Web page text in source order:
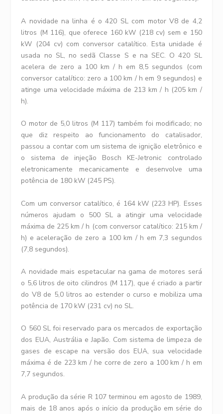
A novidade na linha é o 420 SL com motor V8 de 4,2
litros (M 116), que oferece 160 kW (218 cv) sem e 150
kW (204 cv) com conversor catalítico. Esta unidade é
usada no SL, no sedã Classe S e na SEC. O 420 SL
acelera de zero a 100 km / h em 8,5 segundos (com
conversor catalítico: zero a 100 km / h em 9 segundos) e
atinge uma velocidade máxima de 213 km / h (205 km /
h).
O motor de 5,0 litros (M 117) também foi modificado; no
que diz respeito ao funcionamento do catalisador,
passou a contar com um sistema de ignição eletrônico e
o sistema de injeção Bosch KE-Jetronic controlado
eletronicamente mecanicamente e desenvolve uma
potência de 180 kW (245 PS).
Com um conversor catalítico, é 164 kW (223 HP). Esses
números ajudam o 500 SL a atingir uma velocidade
máxima de 225 km / h (com conversor catalítico: 215 km /
h) e aceleração de zero a 100 km / h em 7,3 segundos
(7,8 segundos).
A novidade mais espetacular na gama de motores será
o 5,6 litros de oito cilindros (M 117), que é criado a partir
do V8 de 5,0 litros ao estender o curso e mobiliza uma
potência de 170 kW (231 cv) no SL.
O 560 SL foi reservado para os mercados de exportação
dos EUA, Austrália e Japão. Com sistema de limpeza de
gases de escape na versão dos EUA, sua velocidade
máxima é de 223 km / he corre de zero a 100 km / h em
7,7 segundos.
A produção da série R 107 terminou em agosto de 1989,
mais de 18 anos após o início da produção em série do